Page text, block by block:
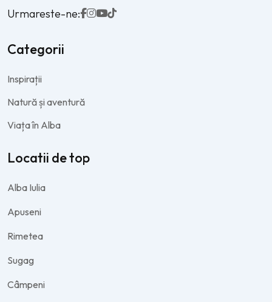
Urmareste-ne:
Categorii
Inspirații
Natură și aventură
Viața în Alba
Locatii de top
Alba Iulia
Apuseni
Rimetea
Sugag
Câmpeni